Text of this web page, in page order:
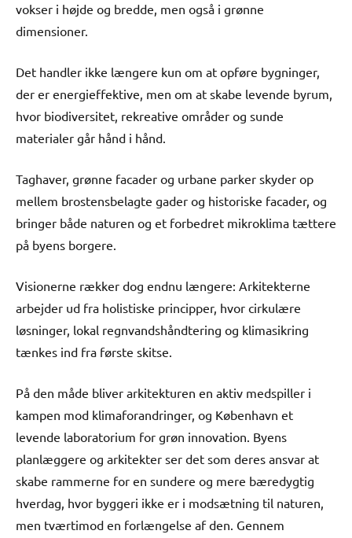
vokser i højde og bredde, men også i grønne
dimensioner.
Det handler ikke længere kun om at opføre bygninger,
der er energieffektive, men om at skabe levende byrum,
hvor biodiversitet, rekreative områder og sunde
materialer går hånd i hånd.
Taghaver, grønne facader og urbane parker skyder op
mellem brostensbelagte gader og historiske facader, og
bringer både naturen og et forbedret mikroklima tættere
på byens borgere.
Visionerne rækker dog endnu længere: Arkitekterne
arbejder ud fra holistiske principper, hvor cirkulære
løsninger, lokal regnvandshåndtering og klimasikring
tænkes ind fra første skitse.
På den måde bliver arkitekturen en aktiv medspiller i
kampen mod klimaforandringer, og København et
levende laboratorium for grøn innovation. Byens
planlæggere og arkitekter ser det som deres ansvar at
skabe rammerne for en sundere og mere bæredygtig
hverdag, hvor byggeri ikke er i modsætning til naturen,
men tværtimod en forlængelse af den. Gennem